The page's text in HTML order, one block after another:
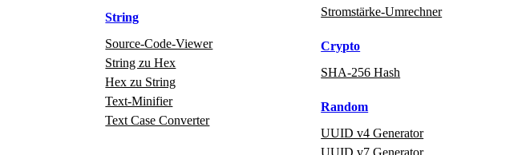
String
Source‑Code‑Viewer
String zu Hex
Hex zu String
Text‑Minifier
Text Case Converter
Stromstärke‑Umrechner
Crypto
SHA-256 Hash
Random
UUID v4 Generator
UUID v7 Generator